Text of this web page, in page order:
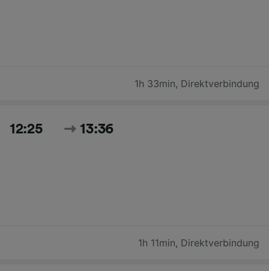
1h 33min, Direktverbindung
12:25 13:36
1h 11min, Direktverbindung